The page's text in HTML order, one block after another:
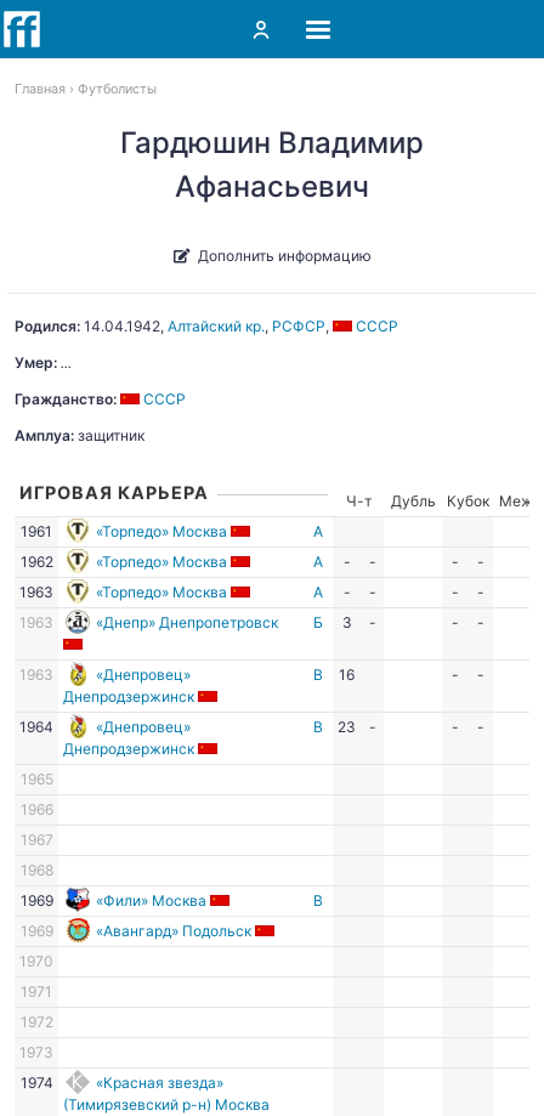
Главная Футболисты
Гардюшин Владимир
Афанасьевич
Дополнить информацию
Родился: 14.04.1942, Алтайский кр., РСФСР,
СССР
Умер: ...
Гражданство:
СССР
Амплуа: защитник
ИГРОВАЯ КАРЬЕРА Ч-т Дубль Кубок
Межд.
1961
«Торпедо» Москва
А
1962
«Торпедо» Москва А - - -
-
1963
«Торпедо» Москва А - - -
-
1963
«Днепр» Днепропетровск Б 3 - - -
1963
«Днепровец»
Днепродзержинск
В 16 - -
1964
«Днепровец»
Днепродзержинск
В 23 - - -
1965
1966
1967
1968
1969
«Фили» Москва
В
1969
«Авангард» Подольск
1970
1971
1972
1973
1974
«Красная звезда»
(Тимирязевский р-н) Москва